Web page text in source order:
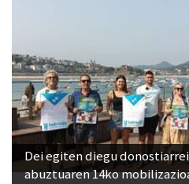
Dei egiten diegu
abuztuaren 14ko